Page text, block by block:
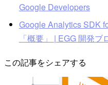
Google Developers
Google Analytics SDK
「概要」 | EGG 開発ブ
この記事をシェアする